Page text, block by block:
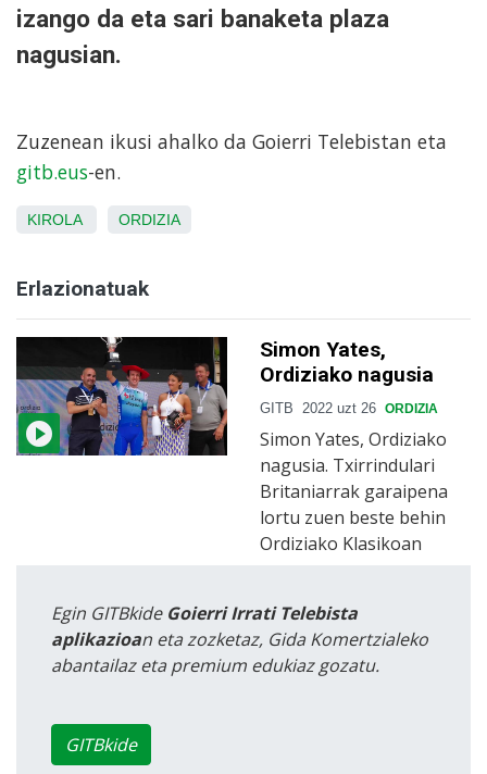
izango da eta sari banaketa plaza
nagusian.
Zuzenean ikusi ahalko da Goierri Telebistan eta
gitb.eus-en.
KIROLA ORDIZIA
Erlazionatuak
Simon Yates,
Ordiziako nagusia
GITB 2022 uzt 26 ORDIZIA
Simon Yates, Ordiziako
nagusia. Txirrindulari
Britaniarrak garaipena
lortu zuen beste behin
Ordiziako Klasikoan
Egin GITBkide Goierri Irrati Telebista
aplikazioan eta zozketaz, Gida Komertzialeko
abantailaz eta premium edukiaz gozatu.
GITBkide